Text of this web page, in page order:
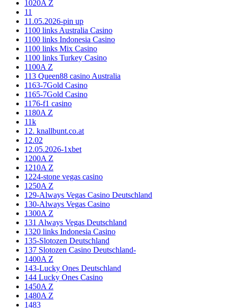
1020A Z
11
11.05.2026-pin up
1100 links Australia Casino
1100 links Indonesia Casino
1100 links Mix Casino
1100 links Turkey Casino
1100A Z
113 Queen88 casino Australia
1163-7Gold Casino
1165-7Gold Casino
1176-f1 casino
1180A Z
11k
12. knallbunt.co.at
12.02
12.05.2026-1xbet
1200A Z
1210A Z
1224-stone vegas casino
1250A Z
129-Always Vegas Casino Deutschland
130-Always Vegas Casino
1300A Z
131 Always Vegas Deutschland
1320 links Indonesia Casino
135-Slotozen Deutschland
137 Slotozen Casino Deutschland-
1400A Z
143-Lucky Ones Deutschland
144 Lucky Ones Casino
1450A Z
1480A Z
1483